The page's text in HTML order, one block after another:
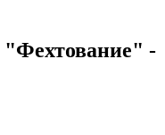
"Фехтование" -